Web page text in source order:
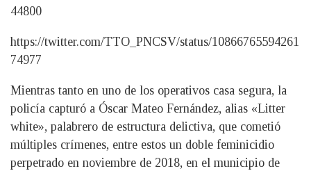
44800
https://twitter.com/TTO_PNCSV/status/10866765594261
74977
Mientras tanto en uno de los operativos casa segura, la
policía capturó a Óscar Mateo Fernández, alias «Litter
white», palabrero de estructura delictiva, que cometió
múltiples crímenes, entre estos un doble feminicidio
perpetrado en noviembre de 2018, en el municipio de